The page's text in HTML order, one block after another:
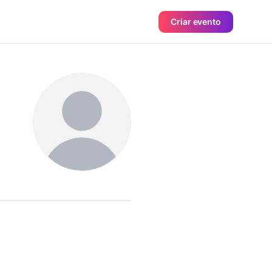
Criar evento